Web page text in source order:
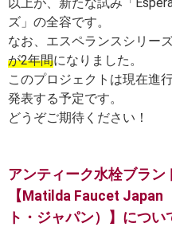
ズ」の全容です。
なお、エスペランスシリー
が2年間になりました。
このプロジェクトは現在進
発表する予定です。
どうぞご期待ください！
アンティーク水栓ブラン
【Matilda Faucet Japan
ト・ジャパン）】につい